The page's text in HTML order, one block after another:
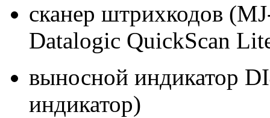
сканер штрихкодов
Datalogic QuickScan
выносной индикатор
индикатор)